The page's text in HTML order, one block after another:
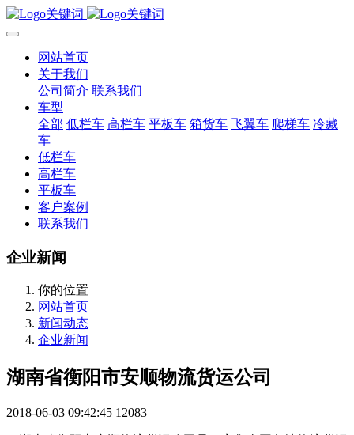
网站首页
关于我们
公司简介 联系我们
车型
全部 低栏车 高栏车 平板车 箱货车 飞翼车 爬梯车 冷藏
车
低栏车
高栏车
平板车
客户案例
联系我们
企业新闻
你的位置
网站首页
新闻动态
企业新闻
湖南省衡阳市安顺物流货运公司
2018-06-03 09:42:45 12083